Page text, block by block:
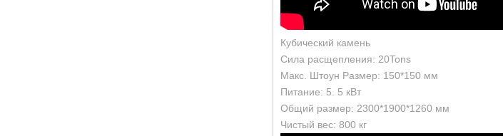
Кубический камень
Сила расщепления: 20Tons
Макс. Штоун Размер: 150*150 мм
Питание: 5. 5 кВт
Общий размер: 2300*1900*1260 мм
Чистый вес: 800 кг